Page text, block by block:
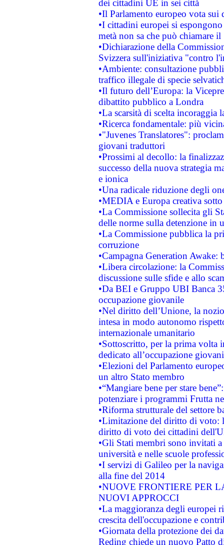
dei cittadini UE in sei città
•Il Parlamento europeo vota sui
•I cittadini europei si
metà non sa che può chiamare
•Dichiarazione della
Svizzera sull'iniziativa "contro
•Ambiente: consultazione
traffico illegale di specie
•Il futuro dell’Europa: la
dibattito pubblico a Londra
•La scarsità di scelta
•Ricerca fondamentale: più
•"Juvenes Translatores":
giovani traduttori
•Prossimi al decollo: la
successo della nuova strategia
e ionica
•Una radicale riduzione degli
•MEDIA e Europa creativa
•La Commissione sollecita gli
delle norme sulla detenzione in
•La Commissione pubblica la
corruzione
•Campagna Generation
•Libera circolazione: la
discussione sulle sfide e allo
•Da BEI e Gruppo UBI Banca
occupazione giovanile
•Nel diritto dell’Unione, la
intesa in modo autonomo
internazionale umanitario
•Sottoscritto, per la prima volta
dedicato all’occupazione
•Elezioni del Parlamento
un altro Stato membro
•“Mangiare bene per stare
potenziare i programmi Frutta
•Riforma strutturale del settore
•Limitazione del diritto di voto:
diritto di voto dei cittadini
•Gli Stati membri sono invitati
università e nelle scuole
•I servizi di Galileo per la
alla fine del 2014
•NUOVE FRONTIERE PER
NUOVI APPROCCI
•La maggioranza degli europei
crescita dell'occupazione e
•Giornata della protezione dei
Reding chiede un nuovo Patto